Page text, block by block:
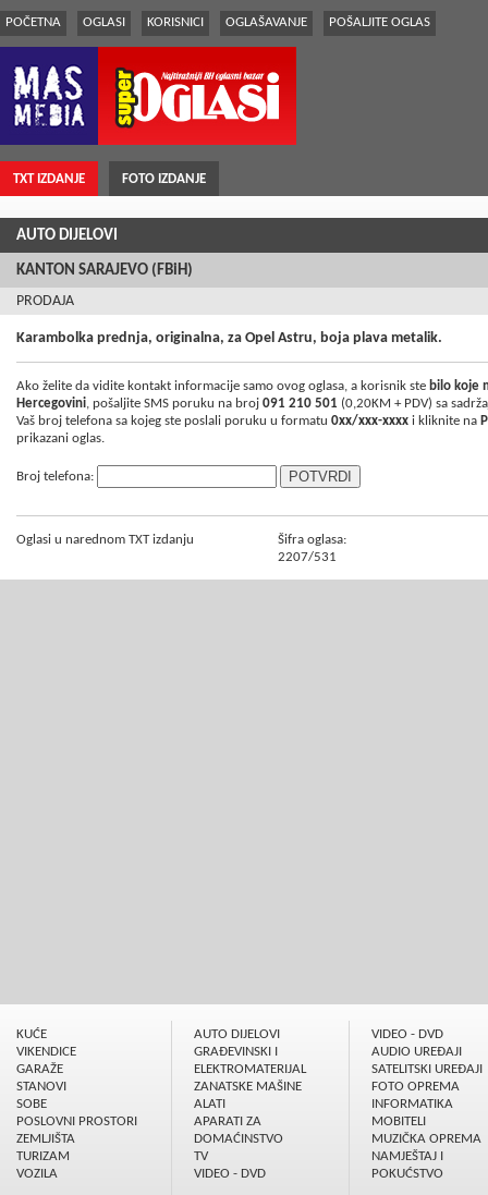
POČETNA OGLASI KORISNICI OGLAŠAVANJE POŠALJITE OGLAS
TXT IZDANJE FOTO IZDANJE
AUTO DIJELOVI
KANTON SARAJEVO (FBiH)
PRODAJA
Karambolka prednja, originalna, za Opel Astru, boja plava metalik.
Ako želite da vidite kontakt informacije samo ovog oglasa, a korisnik ste bilo koje
Hercegovini, pošaljite SMS poruku na broj 091 210 501 (0,20KM + PDV) sa
Vaš broj telefona sa kojeg ste poslali poruku u formatu 0xx/xxx-xxxx i kliknite na
prikazani oglas.
Broj telefona:
Oglasi u narednom TXT izdanju
Šifra oglasa:
2207/531
KUĆE
VIKENDICE
GARAŽE
STANOVI
SOBE
POSLOVNI PROSTORI
ZEMLJIŠTA
TURIZAM
VOZILA
AUTO DIJELOVI
GRAÐEVINSKI I
ELEKTROMATERIJAL
ZANATSKE MAŠINE
ALATI
APARATI ZA
DOMAĆINSTVO
TV
VIDEO - DVD
VIDEO - DVD
AUDIO UREÐAJI
SATELITSKI UREÐAJI
FOTO OPREMA
INFORMATIKA
MOBITELI
MUZIČKA OPREMA
NAMJEŠTAJ I
POKUĆSTVO